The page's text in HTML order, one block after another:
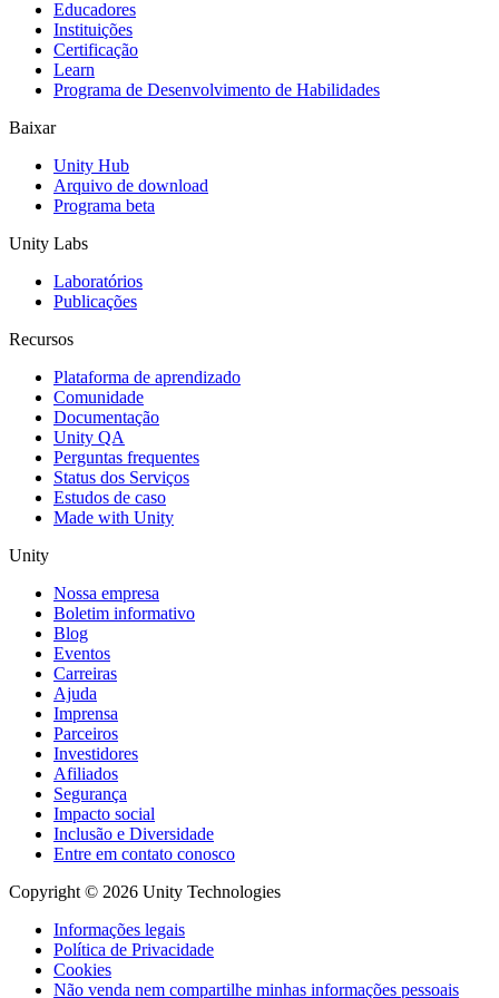
Jogos XR
Lance jogos XR em várias plataformas
Jogos com multijogador
Simplifique o desenvolvimento de jogos multiplayer
Educadores
Instituições
Certificação
Learn
Programa de Desenvolvimento de Habilidades
Baixar
Unity Hub
Arquivo de download
Programa beta
Unity Labs
Laboratórios
Publicações
Recursos
Plataforma de aprendizado
Comunidade
Documentação
Unity QA
Perguntas frequentes
Status dos Serviços
Estudos de caso
Made with Unity
Unity
Nossa empresa
Boletim informativo
Blog
Eventos
Carreiras
Ajuda
Imprensa
Parceiros
Investidores
Afiliados
Segurança
Impacto social
Inclusão e Diversidade
Entre em contato conosco
Copyright © 2026 Unity Technologies
Informações legais
Política de Privacidade
Cookies
Não venda nem compartilhe minhas informações pessoais